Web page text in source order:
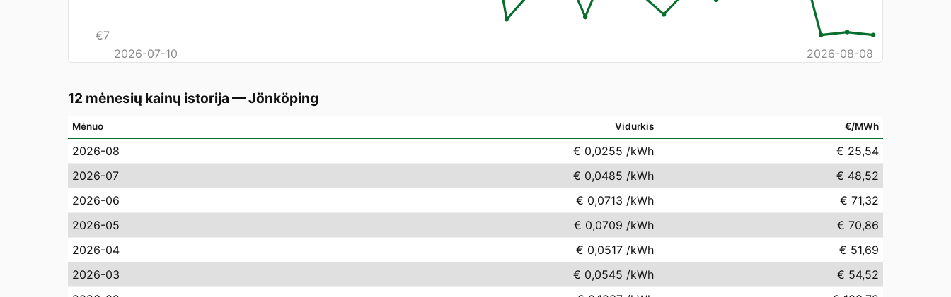
€7
2026-07-10
2026-08-08
12 mėnesių kainų istorija —Jönköping
Mėnuo Vidurkis €/MWh
2026-08 € 0,0255 /kWh
€ 25,54
2026-07
€ 0,0485 /kWh
€ 48,52
2026-06
€ 0,0713 /kWh
€ 71,32
2026-05
€ 0,0709 /kWh
€ 70,86
2026-04
€ 0,0517 /kWh
€ 51,69
2026-03
€ 0,0545 /kWh
€ 54,52